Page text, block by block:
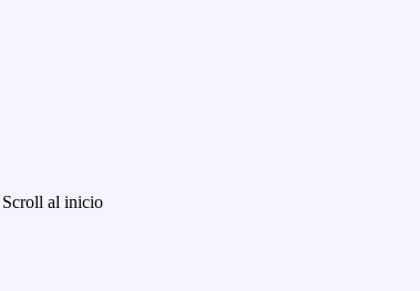
Scroll al inicio